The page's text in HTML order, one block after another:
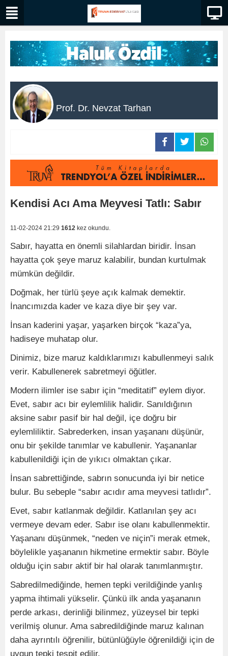
Prof. Dr. Nevzat Tarhan
Kendisi Acı Ama Meyvesi Tatlı: Sabır
11-02-2024 21:29 1612 kez okundu.
Sabır, hayatta en önemli silahlardan biridir. İnsan
hayatta çok şeye maruz kalabilir, bundan kurtulmak
mümkün değildir.
Doğmak, her türlü şeye açık kalmak demektir.
İnancımızda kader ve kaza diye bir şey var.
İnsan kaderini yaşar, yaşarken birçok “kaza”ya,
hadiseye muhatap olur.
Dinimiz, bize maruz kaldıklarımızı kabullenmeyi salık
verir. Kabullenerek sabretmeyi öğütler.
Modern ilimler ise sabır için “meditatif” eylem diyor.
Evet, sabır acı bir eylemlilik halidir. Sanıldığının
aksine sabır pasif bir hal değil, içe doğru bir
eylemliliktir. Sabrederken, insan yaşananı düşünür,
onu bir şekilde tanımlar ve kabullenir. Yaşananlar
kabullenildiği için de yıkıcı olmaktan çıkar.
İnsan sabrettiğinde, sabrın sonucunda iyi bir netice
bulur. Bu sebeple “sabır acıdır ama meyvesi tatlıdır”.
Evet, sabır katlanmak değildir. Katlanılan şey acı
vermeye devam eder. Sabır ise olanı kabullenmektir.
Yaşananı düşünmek, “neden ve niçin”i merak etmek,
böylelikle yaşananın hikmetine ermektir sabır. Böyle
olduğu için sabır aktif bir hal olarak tanımlanmıştır.
Sabredilmediğinde, hemen tepki verildiğinde yanlış
yapma ihtimali yükselir. Çünkü ilk anda yaşananın
perde arkası, derinliği bilinmez, yüzeysel bir tepki
verilmiş olunur. Ama sabredildiğinde maruz kalınan
daha ayrıntılı öğrenilir, bütünlüğüyle öğrenildiği için de
uygun tepki tespit edilir.